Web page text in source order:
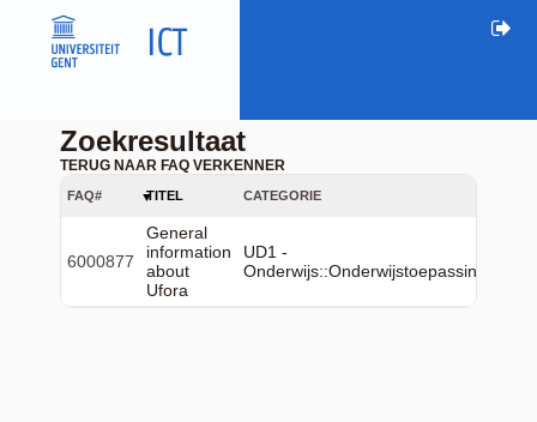
Zoekresultaat
TERUG NAAR FAQ VERKENNER
FAQ# TITEL CATEGORIE
6000877
General
information
about
Ufora
UD1 -